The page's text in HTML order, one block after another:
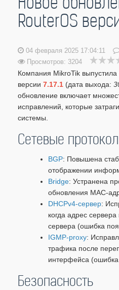
Новое
RouterOS
04 февраля 2025 17:04:11
Просмотров: 3204
Компания MikroTik
версии 7.17.1 (дата выхода:
обновление включает
исправлений, которые
системы.
Сетевые
BGP: Повышена
отображении
Bridge: Устранена
обновления MAC-
DHCPv4-сервер:
когда адрес
сервера (ошибка
IGMP-proxy:
трафика после
интерфейса (ошибка
Безопасность